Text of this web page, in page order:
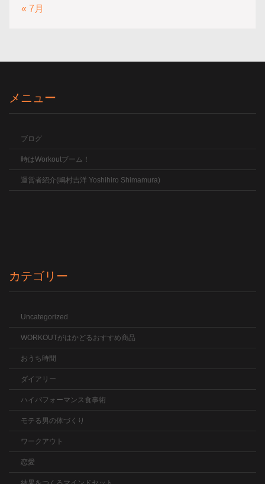
« 7月
メニュー
ブログ
時はWorkoutブーム！
運営者紹介(嶋村吉洋 Yoshihiro Shimamura)
カテゴリー
Uncategorized
WORKOUTがはかどるおすすめ商品
おうち時間
ダイアリー
ハイパフォーマンス食事術
モテる男の体づくり
ワークアウト
恋愛